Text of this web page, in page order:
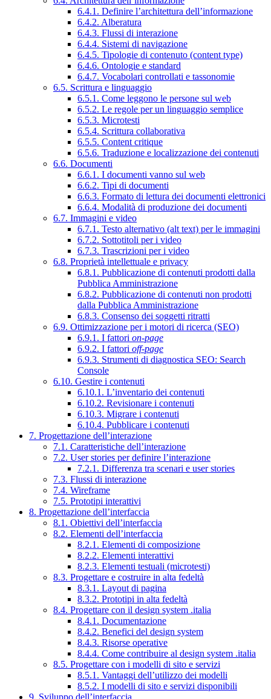
6.4.1. Definire l’architettura dell’informazione
6.4.2. Alberatura
6.4.3. Flussi di interazione
6.4.4. Sistemi di navigazione
6.4.5. Tipologie di contenuto (content type)
6.4.6. Ontologie e standard
6.4.7. Vocabolari controllati e tassonomie
6.5. Scrittura e linguaggio
6.5.1. Come leggono le persone sul web
6.5.2. Le regole per un linguaggio semplice
6.5.3. Microtesti
6.5.4. Scrittura collaborativa
6.5.5. Content critique
6.5.6. Traduzione e localizzazione dei contenuti
6.6. Documenti
6.6.1. I documenti vanno sul web
6.6.2. Tipi di documenti
6.6.3. Formato di lettura dei documenti elettronici
6.6.4. Modalità di produzione dei documenti
6.7. Immagini e video
6.7.1. Testo alternativo (alt text) per le immagini
6.7.2. Sottotitoli per i video
6.7.3. Trascrizioni per i video
6.8. Proprietà intellettuale e privacy
6.8.1. Pubblicazione di contenuti prodotti dalla
Pubblica Amministrazione
6.8.2. Pubblicazione di contenuti non prodotti
dalla Pubblica Amministrazione
6.8.3. Consenso dei soggetti ritratti
6.9. Ottimizzazione per i motori di ricerca (SEO)
6.9.1. I fattori on-page
6.9.2. I fattori off-page
6.9.3. Strumenti di diagnostica SEO: Search
Console
6.10. Gestire i contenuti
6.10.1. L’inventario dei contenuti
6.10.2. Revisionare i contenuti
6.10.3. Migrare i contenuti
6.10.4. Pubblicare i contenuti
7. Progettazione dell’interazione
7.1. Caratteristiche dell’interazione
7.2. User stories per definire l’interazione
7.2.1. Differenza tra scenari e user stories
7.3. Flussi di interazione
7.4. Wireframe
7.5. Prototipi interattivi
8. Progettazione dell’interfaccia
8.1. Obiettivi dell’interfaccia
8.2. Elementi dell’interfaccia
8.2.1. Elementi di composizione
8.2.2. Elementi interattivi
8.2.3. Elementi testuali (microtesti)
8.3. Progettare e costruire in alta fedeltà
8.3.1. Layout di pagina
8.3.2. Prototipi in alta fedeltà
8.4. Progettare con il design system .italia
8.4.1. Documentazione
8.4.2. Benefici del design system
8.4.3. Risorse operative
8.4.4. Come contribuire al design system .italia
8.5. Progettare con i modelli di sito e servizi
8.5.1. Vantaggi dell’utilizzo dei modelli
8.5.2. I modelli di sito e servizi disponibili
9. Sviluppo dell’interfaccia